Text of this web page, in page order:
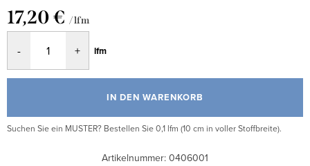
17,20 € / lfm
lfm
IN DEN WARENKORB
Suchen Sie ein MUSTER? Bestellen Sie 0,1 lfm (10 cm in voller Stoffbreite).
Artikelnummer: 0406001